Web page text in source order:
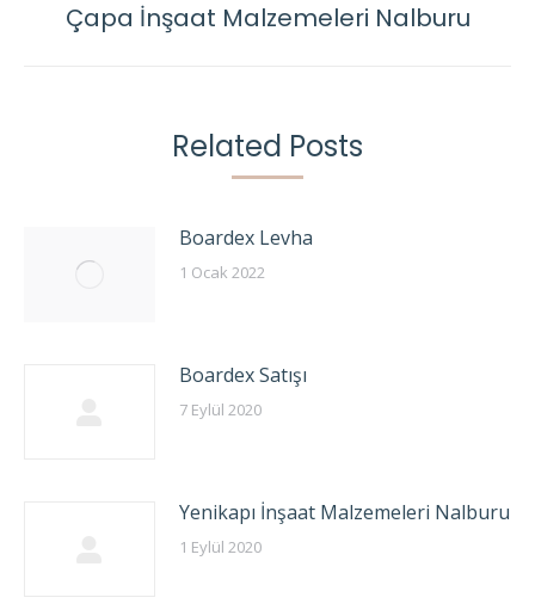
Next
Çapa İnşaat Malzemeleri Nalburu
Related Posts
Boardex Levha
1 Ocak 2022
Boardex Satışı
7 Eylül 2020
Yenikapı İnşaat Malzemeleri Nalburu
1 Eylül 2020